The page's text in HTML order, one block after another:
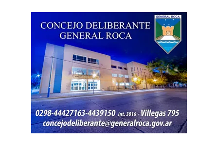
el compromiso de nuestros equipos con la protección de
la fauna silvestre y con una convivencia responsable
entre las personas y la naturaleza. Quiero destacar
especialmente el trabajo conjunto de todos los
organismos que participaron en este operativo”.